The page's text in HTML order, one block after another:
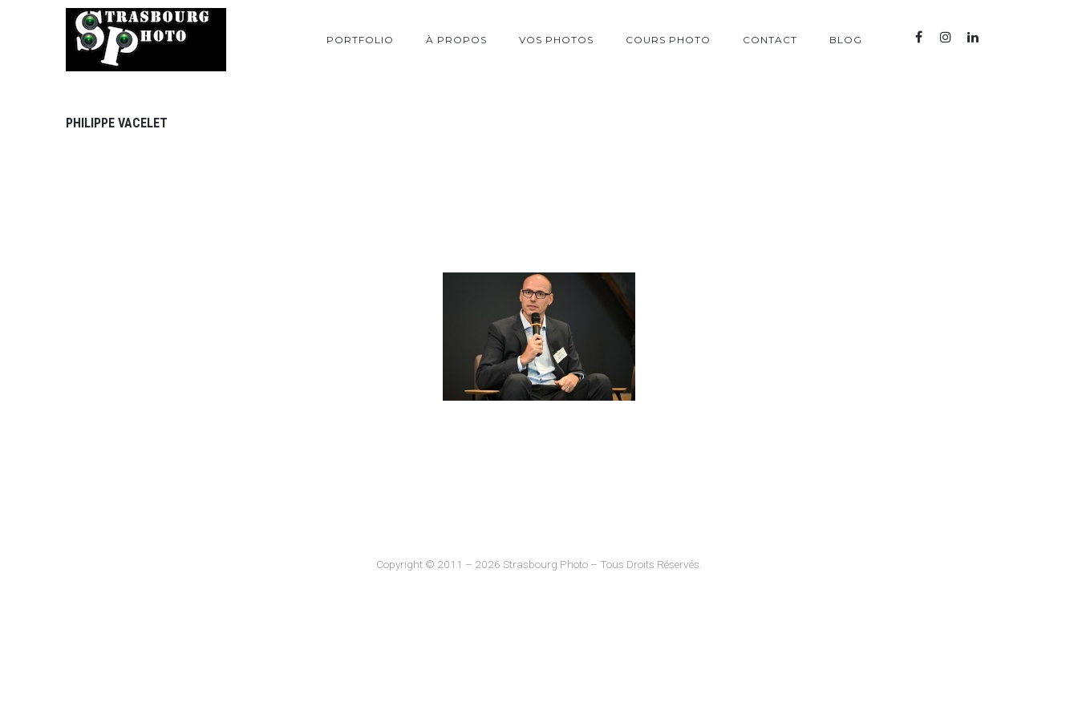
PORTFOLIO À PROPOS VOS PHOTOS COURS PHOTO CONTACT BLOG
PHILIPPE VACELET
Copyright © 2011 – 2026 Strasbourg Photo – Tous Droits Réservés.